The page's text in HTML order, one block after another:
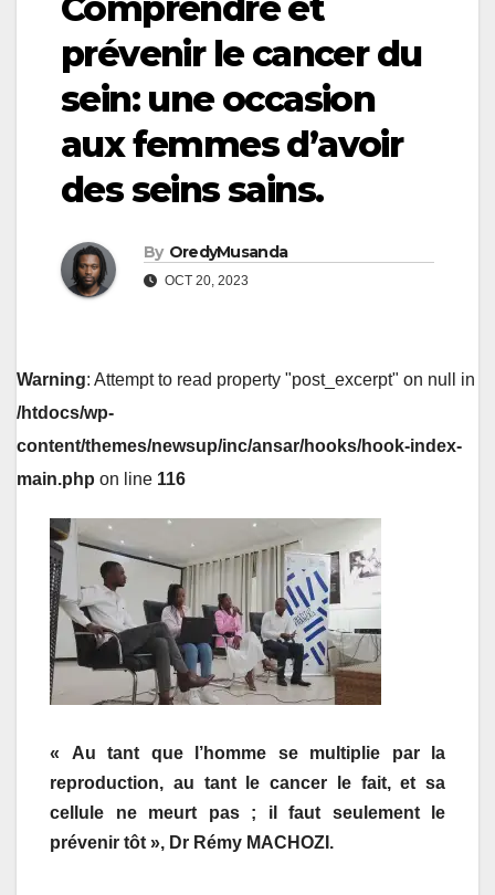
prévenir le cancer du
sein: une occasion
aux femmes d’avoir
des seins sains.
By OredyMusanda
OCT 20, 2023
Warning: Attempt to read property "post_excerpt" on null in
/htdocs/wp-
content/themes/newsup/inc/ansar/hooks/hook-index-
main.php on line 116
« Au tant que l’homme se multiplie par la
reproduction, au tant le cancer le fait, et sa
cellule ne meurt pas ; il faut seulement le
prévenir tôt », Dr Rémy MACHOZI.